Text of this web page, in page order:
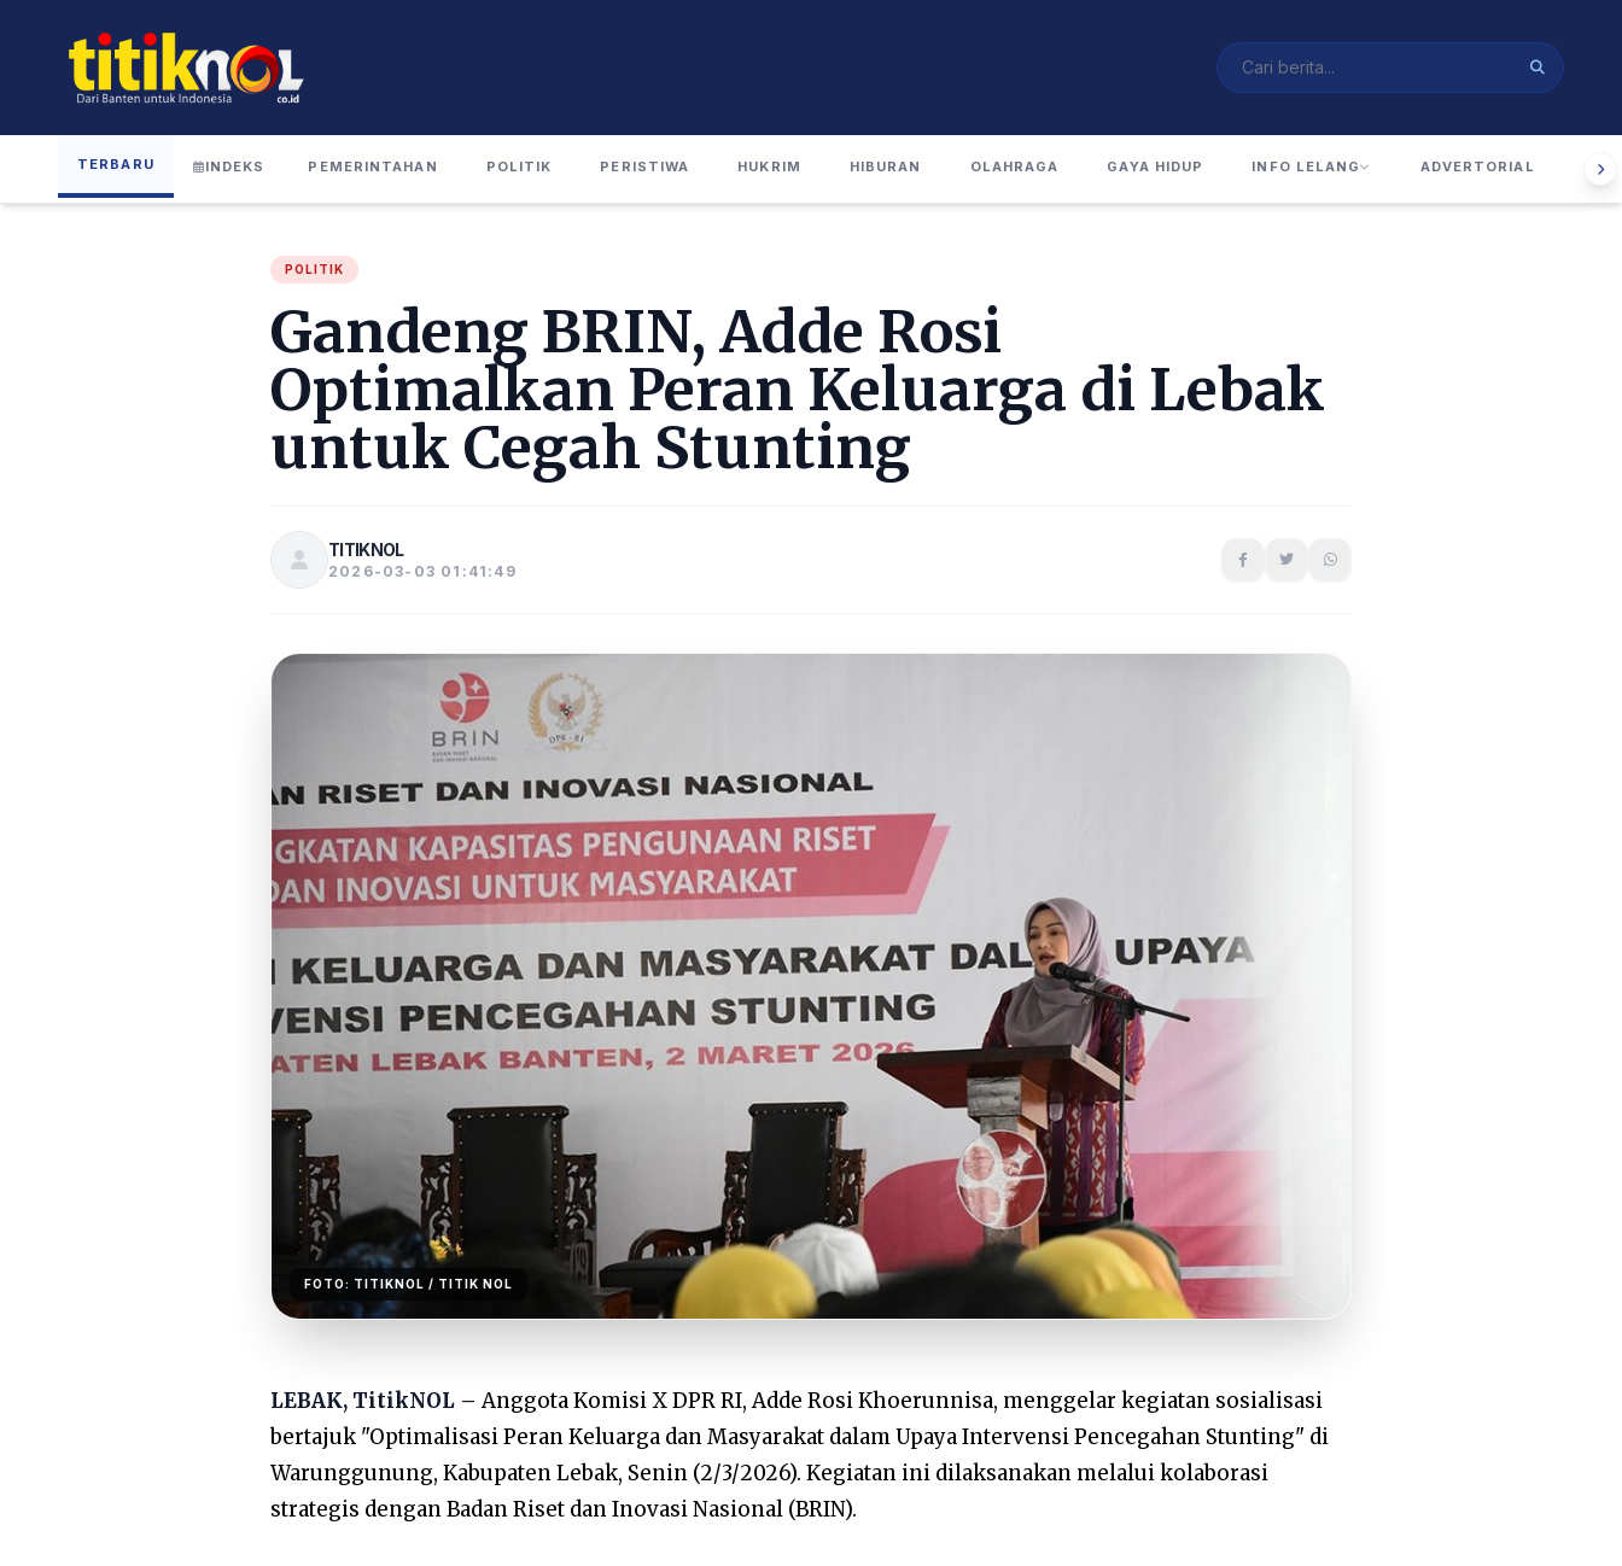
TERBARU INDEKS PEMERINTAHAN POLITIK PERISTIWA HUKRIM HIBURAN OLAHRAGA GAYA HIDUP INFO LELANG ADVERTORIAL
POLITIK
Gandeng BRIN, Adde Rosi
Optimalkan Peran Keluarga di Lebak
untuk Cegah Stunting
TITIKNOL
2026-03-03 01:41:49
FOTO: TITIKNOL / TITIK NOL
LEBAK, TitikNOL – Anggota Komisi X DPR RI, Adde Rosi Khoerunnisa, menggelar kegiatan sosialisasi
bertajuk "Optimalisasi Peran Keluarga dan Masyarakat dalam Upaya Intervensi Pencegahan Stunting" di
Warunggunung, Kabupaten Lebak, Senin (2/3/2026). Kegiatan ini dilaksanakan melalui kolaborasi
strategis dengan Badan Riset dan Inovasi Nasional (BRIN).